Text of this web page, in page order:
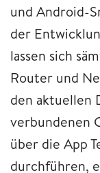
und Android-
der
lassen sich
Router und
den aktuellen
verbundenen
über die App
durchführen,